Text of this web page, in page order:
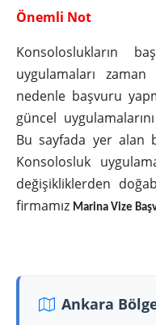
Önemli Not
Konsoloslukların
uygulamaları
nedenle başvuru
güncel
Bu sayfada yer alan
Konsolosluk
değişikliklerden
firmamız Marina Vize
Ankara